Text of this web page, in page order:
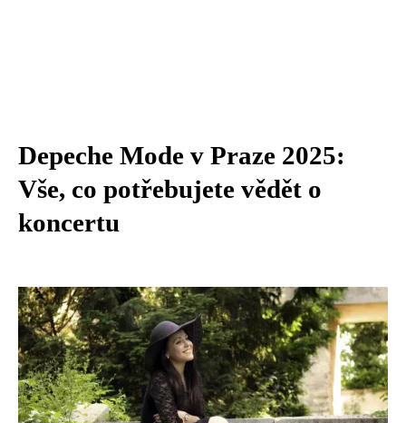
Depeche Mode v Praze 2025:
Vše, co potřebujete vědět o
koncertu